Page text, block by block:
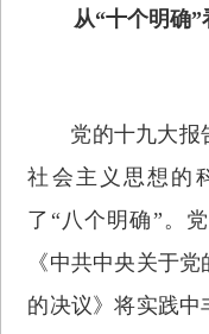
从“十个明确
党的十九大报
社会主义思想的
了“八个明确”。
《中共中央关于
的决议》将实践